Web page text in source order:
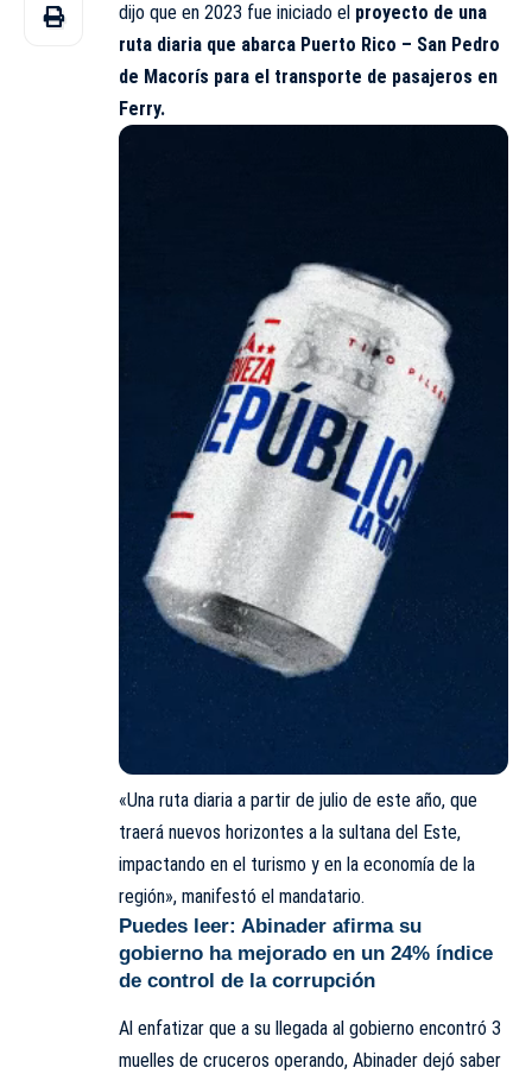
dijo que en 2023 fue iniciado el proyecto de una
ruta diaria que abarca Puerto Rico – San Pedro
de Macorís para el transporte de pasajeros en
Ferry.
«Una ruta diaria a partir de julio de este año, que
traerá nuevos horizontes a la sultana del Este,
impactando en el turismo y en la economía de la
región», manifestó el mandatario.
Puedes leer: Abinader afirma su
gobierno ha mejorado en un 24% índice
de control de la corrupción
Al enfatizar que a su llegada al gobierno encontró 3
muelles de cruceros operando, Abinader dejó saber